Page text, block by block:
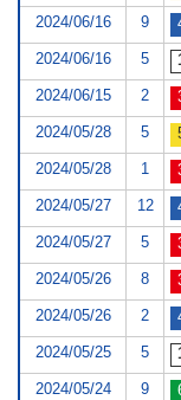
2024/06/16 9
2024/06/16 5
2024/06/15 2
2024/05/28 5
2024/05/28 1
2024/05/27 12
2024/05/27 5
2024/05/26 8
2024/05/26 2
2024/05/25 5
2024/05/24 9